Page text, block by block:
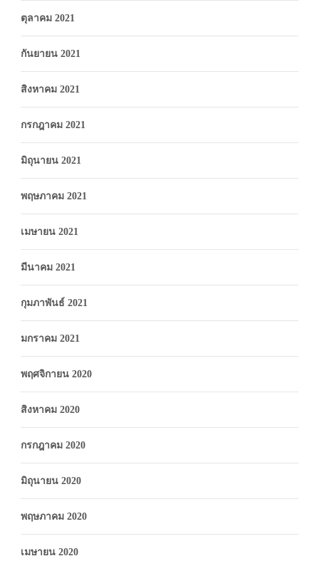
ตุลาคม 2021
กันยายน 2021
สิงหาคม 2021
กรกฎาคม 2021
มิถุนายน 2021
พฤษภาคม 2021
เมษายน 2021
มีนาคม 2021
กุมภาพันธ์ 2021
มกราคม 2021
พฤศจิกายน 2020
สิงหาคม 2020
กรกฎาคม 2020
มิถุนายน 2020
พฤษภาคม 2020
เมษายน 2020